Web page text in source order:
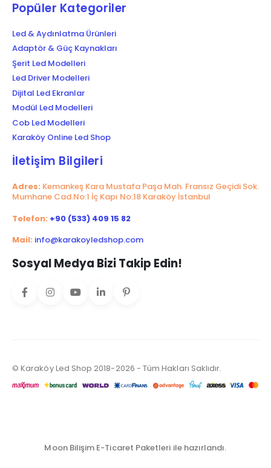
Popüler Kategoriler
Led & Aydınlatma Ürünleri
Adaptör & Güç Kaynakları
Şerit Led Modelleri
Led Driver Modelleri
Dijital Led Ekranlar
Modül Led Modelleri
Cob Led Modelleri
Karaköy Online Led Shop
İletişim Bilgileri
Adres: Kemankeş Kara Mustafa Paşa Mah. Fransız Geçidi Sok.
Mumhane Cad.No:1 İç Kapı No:18 Karaköy İstanbul
Telefon: +90 (533) 409 15 82
Mail: info@karakoyledshop.com
Sosyal Medya Bizi Takip Edin!
© Karaköy Led Shop 2018-2026 - Tüm Hakları Saklıdır.
Moon Bilişim E-Ticaret Paketleri ile hazırlandı.